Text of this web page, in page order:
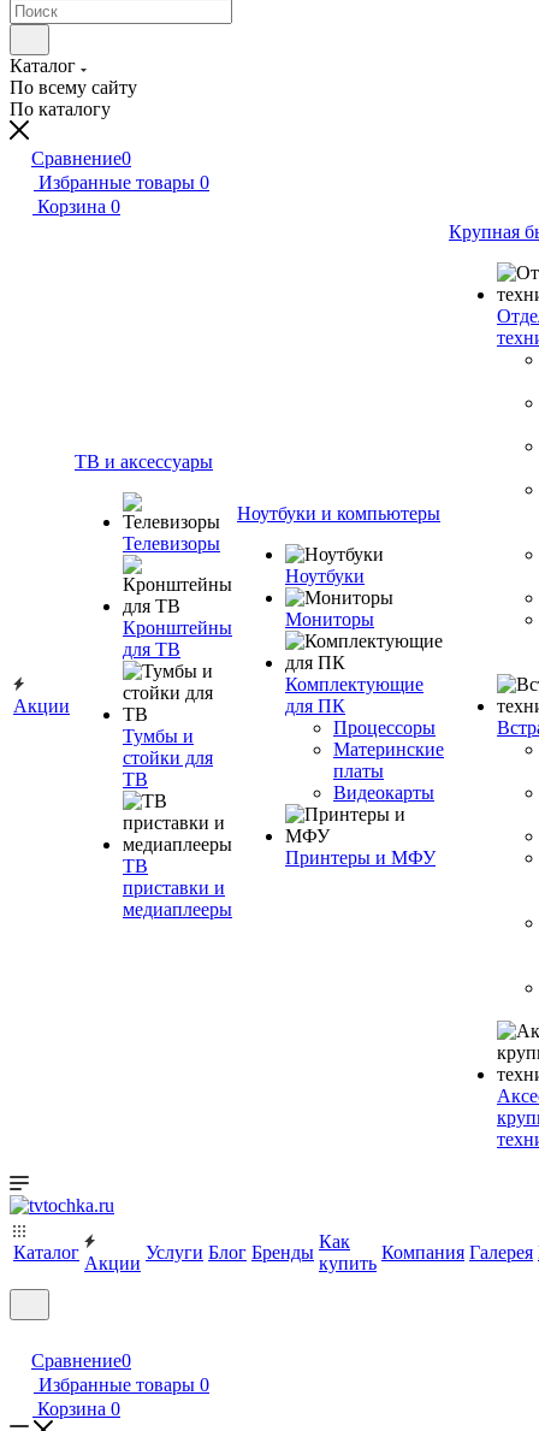
Каталог
По всему сайту
По каталогу
Сравнение0
Избранные товары 0
Корзина 0
Акции
ТВ и аксессуары
Телевизоры
Кронштейны
для ТВ
Тумбы и
стойки для
ТВ
ТВ
приставки и
медиаплееры
Ноутбуки и компьютеры
Ноутбуки
Мониторы
Комплектующие
для ПК
Процессоры
Материнские
платы
Видеокарты
Принтеры и МФУ
Крупная
Каталог
Акции
Услуги Блог Бренды
Как
купить
Компания Галерея
Сравнение0
Избранные товары 0
Корзина 0